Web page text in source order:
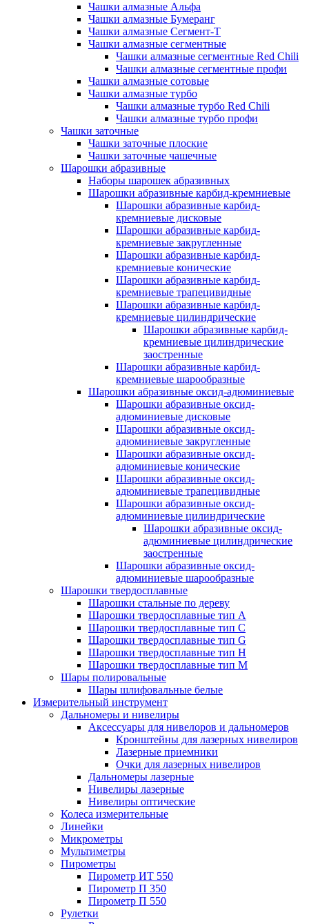
Чашки алмазные Альфа
Чашки алмазные Бумеранг
Чашки алмазные Сегмент-Т
Чашки алмазные сегментные
Чашки алмазные сегментные Red Chili
Чашки алмазные сегментные профи
Чашки алмазные сотовые
Чашки алмазные турбо
Чашки алмазные турбо Red Chili
Чашки алмазные турбо профи
Чашки заточные
Чашки заточные плоские
Чашки заточные чашечные
Шарошки абразивные
Наборы шарошек абразивных
Шарошки абразивные карбид-кремниевые
Шарошки абразивные карбид-
кремниевые дисковые
Шарошки абразивные карбид-
кремниевые закругленные
Шарошки абразивные карбид-
кремниевые конические
Шарошки абразивные карбид-
кремниевые трапецивидные
Шарошки абразивные карбид-
кремниевые цилиндрические
Шарошки абразивные карбид-
кремниевые цилиндрические
заостренные
Шарошки абразивные карбид-
кремниевые шарообразные
Шарошки абразивные оксид-адюминиевые
Шарошки абразивные оксид-
адюминиевые дисковые
Шарошки абразивные оксид-
адюминиевые закругленные
Шарошки абразивные оксид-
адюминиевые конические
Шарошки абразивные оксид-
адюминиевые трапецивидные
Шарошки абразивные оксид-
адюминиевые цилиндрические
Шарошки абразивные оксид-
адюминиевые цилиндрические
заостренные
Шарошки абразивные оксид-
адюминиевые шарообразные
Шарошки твердосплавные
Шарошки стальные по дереву
Шарошки твердосплавные тип A
Шарошки твердосплавные тип C
Шарошки твердосплавные тип G
Шарошки твердосплавные тип H
Шарошки твердосплавные тип M
Шары полировальные
Шары шлифовальные белые
Измерительный инструмент
Дальномеры и нивелиры
Аксессуары для нивелоров и дальномеров
Кронштейны для лазерных нивелиров
Лазерные приемники
Очки для лазерных нивелиров
Дальномеры лазерные
Нивелиры лазерные
Нивелиры оптические
Колеса измерительные
Линейки
Микрометры
Мультиметры
Пирометры
Пирометр ИТ 550
Пирометр П 350
Пирометр П 550
Рулетки